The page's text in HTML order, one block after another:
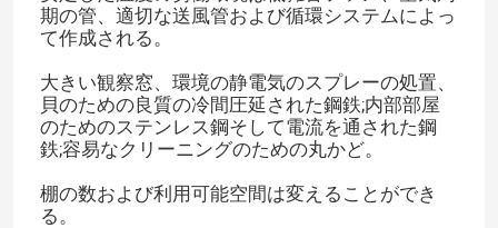
期の管、適切な送風管および循環システムによっ
て作成される。
大きい観察窓、環境の静電気のスプレーの処置、
貝のための良質の冷間圧延された鋼鉄;内部部屋
のためのステンレス鋼そして電流を通された鋼
鉄;容易なクリーニングのための丸かど。
棚の数および利用可能空間は変えることができ
る。